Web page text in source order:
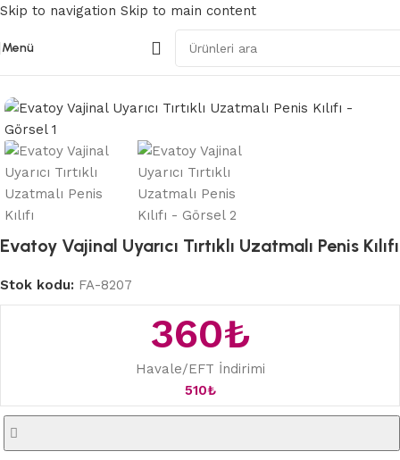
Skip to navigation Skip to main content
Menü
Evatoy Vajinal Uyarıcı Tırtıklı Uzatmalı Penis Kılıfı
Stok kodu: FA-8207
360₺
Havale/EFT İndirimi
510₺